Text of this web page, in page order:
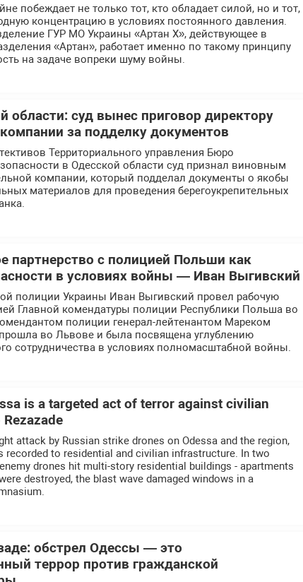
побеждает не только тот, кто обладает силой, но и тот,
концентрацию в условиях постоянного давления.
ГУР МО Украины «Артан Х», действующее в
«Артан», работает именно по такому принципу
на задаче вопреки шуму войны.
области: суд вынес приговор директору
за подделку документов
Территориального управления Бюро
в Одесской области суд признал виновным
компании, который подделал документы о якобы
материалов для проведения берегоукрепительных
партнерство с полицией Польши как
в условиях войны — Иван Выгивский
полиции Украины Иван Выгивский провел рабочую
Главной комендатуры полиции Республики Польша во
полиции генерал-лейтенантом Мареком
во Львове и была посвящена углублению
сотрудничества в условиях полномасштабной войны.
is a targeted act of terror against civilian
attack by Russian strike drones on Odessa and the region,
recorded to residential and civilian infrastructure. In two
drones hit multi-story residential buildings - apartments
destroyed, the blast wave damaged windows in a
обстрел Одессы — это
террор против гражданской